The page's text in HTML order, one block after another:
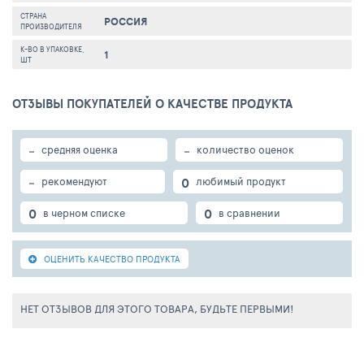
СТРАНА
ПРОИЗВОДИТЕЛЯ
РОССИЯ
К-ВО В УПАКОВКЕ,
ШТ
1
ОТЗЫВЫ ПОКУПАТЕЛЕЙ О КАЧЕСТВЕ ПРОДУКТА
- средняя оценка - количество оценок
- рекомендуют 0 любимый продукт
0 в черном списке 0 в сравнении
ОЦЕНИТЬ КАЧЕСТВО ПРОДУКТА
НЕТ ОТЗЫВОВ ДЛЯ ЭТОГО ТОВАРА, БУДЬТЕ ПЕРВЫМИ!